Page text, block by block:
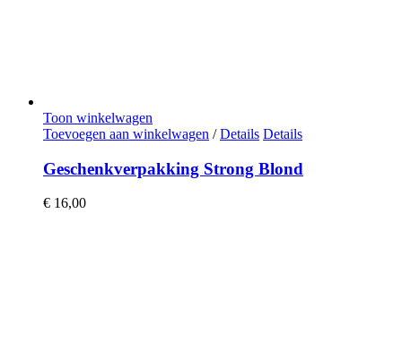
Toon winkelwagen
Toevoegen aan winkelwagen / Details Details
Geschenkverpakking Strong Blond
€ 16,00